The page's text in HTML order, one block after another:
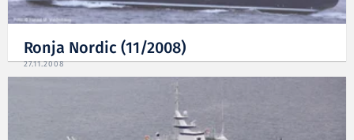
Ronja Nordic (11/2008)
27.11.2008